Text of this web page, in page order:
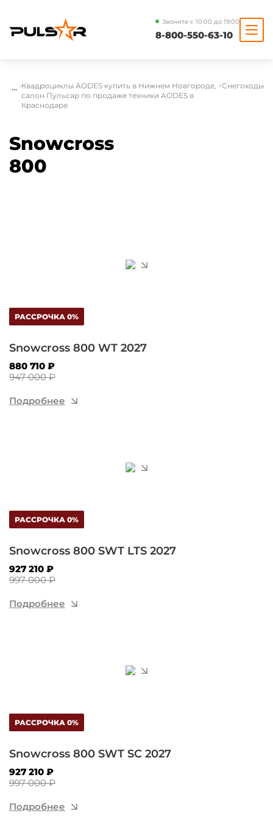
Звоните с 10:00 до 19:00
8-800-550-63-10
... Квадроциклы AODES купить в Нижнем Новгороде,
салон Пульсар по продаже техники AODES в
Краснодаре
Снегоходы
Snowcross
800
РАССРОЧКА 0%
Snowcross 800 WT 2027
880 710 ₽
947 000 ₽
Подробнее
РАССРОЧКА 0%
Snowcross 800 SWT LTS 2027
927 210 ₽
997 000 ₽
Подробнее
РАССРОЧКА 0%
Snowcross 800 SWT SC 2027
927 210 ₽
997 000 ₽
Подробнее